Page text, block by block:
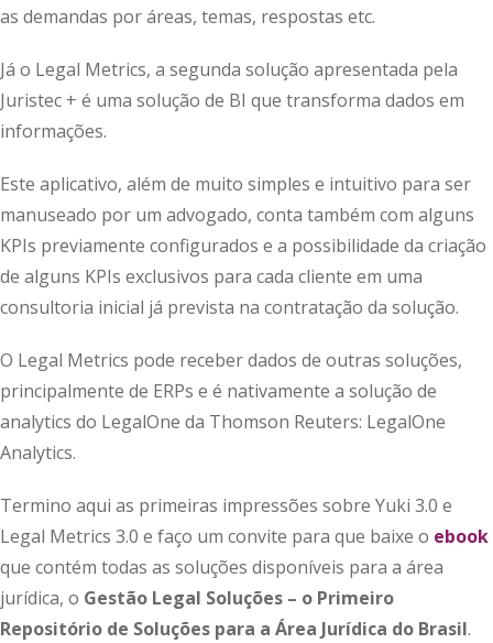
as demandas por áreas, temas, respostas etc.
Já o Legal Metrics, a segunda solução apresentada pela
Juristec + é uma solução de BI que transforma dados em
informações.
Este aplicativo, além de muito simples e intuitivo para ser
manuseado por um advogado, conta também com alguns
KPIs previamente configurados e a possibilidade da criação
de alguns KPIs exclusivos para cada cliente em uma
consultoria inicial já prevista na contratação da solução.
O Legal Metrics pode receber dados de outras soluções,
principalmente de ERPs e é nativamente a solução de
analytics do LegalOne da Thomson Reuters: LegalOne
Analytics.
Termino aqui as primeiras impressões sobre Yuki 3.0 e
Legal Metrics 3.0 e faço um convite para que baixe o ebook
que contém todas as soluções disponíveis para a área
jurídica, o Gestão Legal Soluções – o Primeiro
Repositório de Soluções para a Área Jurídica do Brasil.